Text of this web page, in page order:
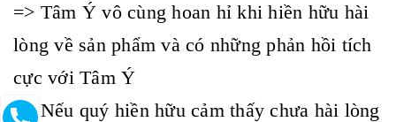
=> Tâm Ý vô cùng hoan hỉ khi hiền hữu hài
lòng về sản phẩm và có những phản hồi tích
cực với Tâm Ý
=> Nếu quý hiền hữu cảm thấy chưa hài lòng